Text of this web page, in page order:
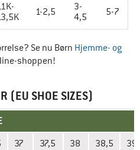
1-2,5
3-
4,5
5-7
Se nu Børn Hjemme- og
shoppen!
(EU SHOE SIZES)
37 37,5 38 38,5 39